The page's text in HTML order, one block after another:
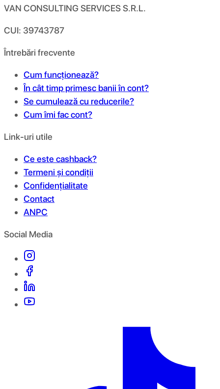
VAN CONSULTING SERVICES S.R.L.
CUI: 39743787
Întrebări frecvente
Cum funcționează?
În cât timp primesc banii în cont?
Se cumulează cu reducerile?
Cum îmi fac cont?
Link-uri utile
Ce este cashback?
Termeni și condiții
Confidențialitate
Contact
ANPC
Social Media